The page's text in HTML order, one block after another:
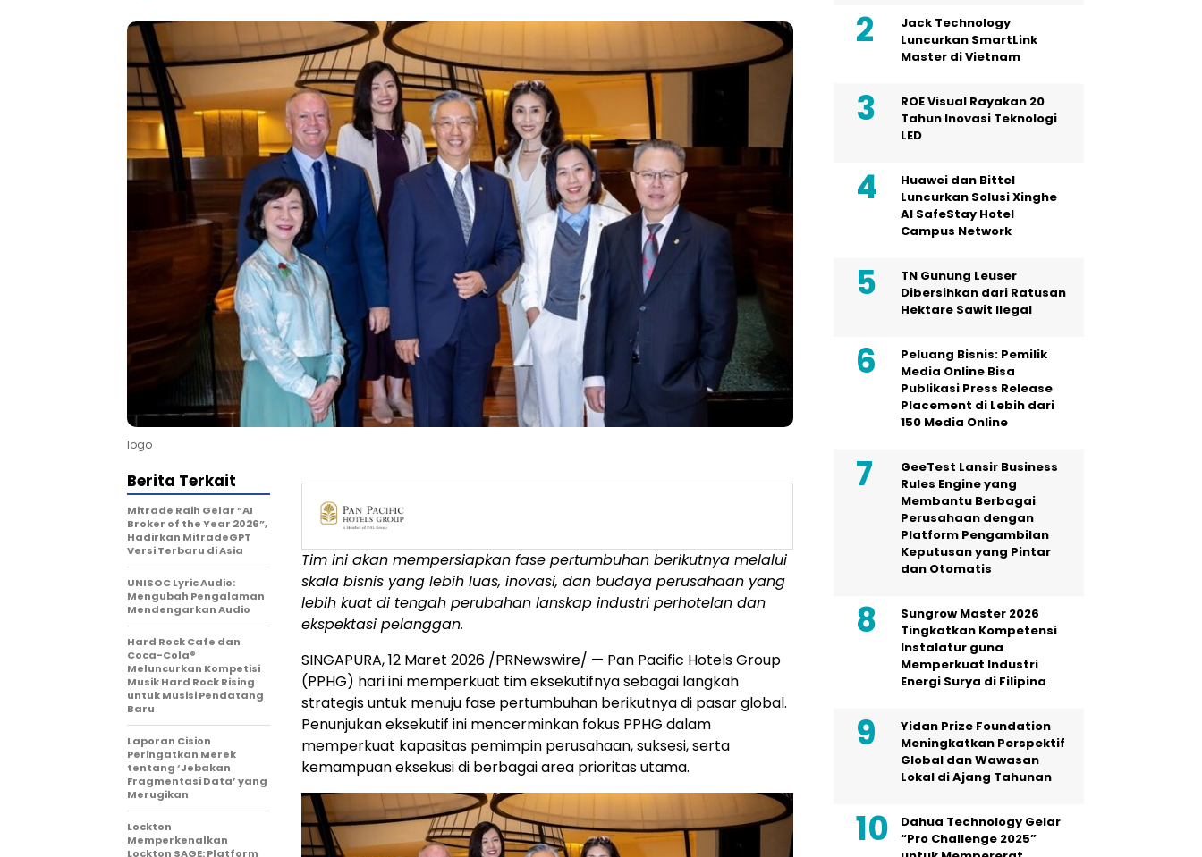
logo
Tim ini akan mempersiapkan fase pertumbuhan berikutnya melalui
skala bisnis yang lebih luas, inovasi, dan budaya perusahaan yang
lebih kuat di tengah perubahan lanskap industri perhotelan dan
ekspektasi pelanggan.
SINGAPURA, 12 Maret 2026 /PRNewswire/ — Pan Pacific Hotels Group
(PPHG) hari ini memperkuat tim eksekutifnya sebagai langkah
strategis untuk menuju fase pertumbuhan berikutnya di pasar global.
Penunjukan eksekutif ini mencerminkan fokus PPHG dalam
memperkuat kapasitas pemimpin perusahaan, suksesi, serta
kemampuan eksekusi di berbagai area prioritas utama.
Berita Terkait
Mitrade Raih Gelar “AI
Broker of the Year 2026”,
Hadirkan MitradeGPT
Versi Terbaru di Asia
UNISOC Lyric Audio:
Mengubah Pengalaman
Mendengarkan Audio
Hard Rock Cafe dan
Coca-Cola®
Meluncurkan Kompetisi
Musik Hard Rock Rising
untuk Musisi Pendatang
Baru
Laporan Cision
Peringatkan Merek
tentang ‘Jebakan
Fragmentasi Data’ yang
Merugikan
Lockton
Memperkenalkan
Lockton SAGE: Platform
Jack Technology
Luncurkan SmartLink
Master di Vietnam
ROE Visual Rayakan 20
Tahun Inovasi Teknologi
LED
Huawei dan Bittel
Luncurkan Solusi Xinghe
Al SafeStay Hotel
Campus Network
TN Gunung Leuser
Dibersihkan dari Ratusan
Hektare Sawit Ilegal
Peluang Bisnis: Pemilik
Media Online Bisa
Publikasi Press Release
Placement di Lebih dari
150 Media Online
GeeTest Lansir Business
Rules Engine yang
Membantu Berbagai
Perusahaan dengan
Platform Pengambilan
Keputusan yang Pintar
dan Otomatis
Sungrow Master 2026
Tingkatkan Kompetensi
Instalatur guna
Memperkuat Industri
Energi Surya di Filipina
Yidan Prize Foundation
Meningkatkan Perspektif
Global dan Wawasan
Lokal di Ajang Tahunan
Dahua Technology Gelar
“Pro Challenge 2025”